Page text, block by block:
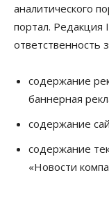
Новосибирск
Путина
Бизнес
06 Августа 2026,
В 16
аналитического
портал. Редакция
ответственность
содержание
баннерная
содержание
содержание
«Новости